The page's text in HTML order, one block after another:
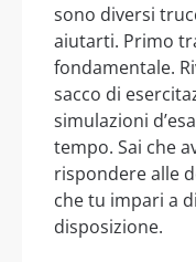
sono diversi
aiutarti. Primo
fondamentale.
sacco di
simulazioni
tempo. Sai che
rispondere alle
che tu impari a
disposizione.